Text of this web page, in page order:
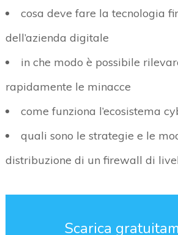
cosa deve fare la tecnologia
dell’azienda digitale
in che modo è possibile
rapidamente le minacce
come funziona l’ecosistema
quali sono le strategie e le
distribuzione di un firewall di
Scarica